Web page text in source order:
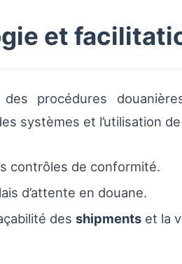
et
des procédures
systèmes et l’utilisation
contrôles de conformité.
d’attente en douane.
des shipments et la